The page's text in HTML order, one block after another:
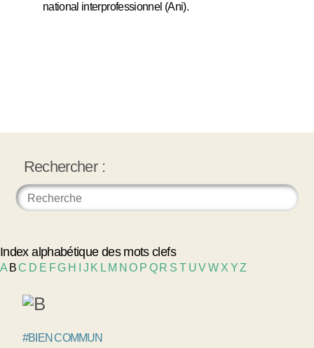
national interprofessionnel (Ani).
Rechercher :
Index alphabétique des mots clefs
A BC D E FG H J K L M NO P Q R S T UVW X YZ
#BIEN COMMUN